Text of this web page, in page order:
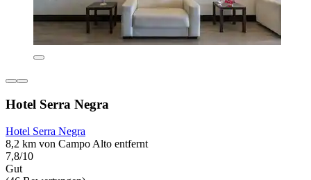
Hotel Serra Negra
Hotel Serra Negra
8,2 km von Campo Alto entfernt
7,8/10
Gut